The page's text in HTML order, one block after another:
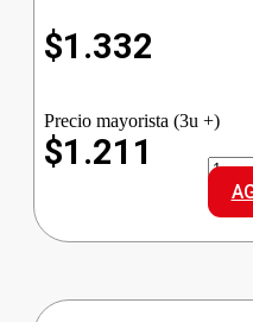
$1.332
Precio mayorista (3u +)
$1.211
ALA